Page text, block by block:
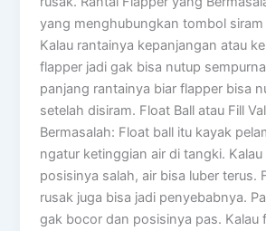
yang menghubungkan tombol
Kalau rantainya kepanjangan atau
flapper jadi gak bisa nutup
panjang rantainya biar flapper bisa
setelah disiram. Float Ball atau Fill
Bermasalah: Float ball itu kayak
ngatur ketinggian air di tangki.
posisinya salah, air bisa luber terus.
rusak juga bisa jadi penyebabnya.
gak bocor dan posisinya pas. Kalau